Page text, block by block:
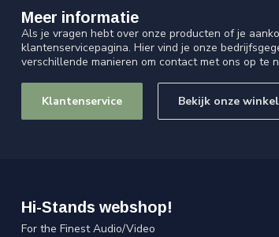
Meer informatie
Als je vragen hebt over onze producten of je
klantenservicepagina. Hier vind je onze
verschillende manieren om contact met ons op te
Klantenservice Bekijk onze
Hi-Stands webshop!
For the Finest Audio/Video